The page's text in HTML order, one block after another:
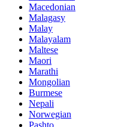
Macedonian
Malagasy
Malay
Malayalam
Maltese
Maori
Marathi
Mongolian
Burmese
Nepali
Norwegian
Pashto